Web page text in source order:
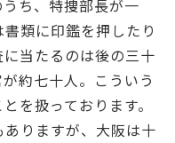
ち、特捜部長が一
類に印鑑を押したり
当たるのは後の三十
約七十人。こういう
を扱っております。
りますが、大阪は十